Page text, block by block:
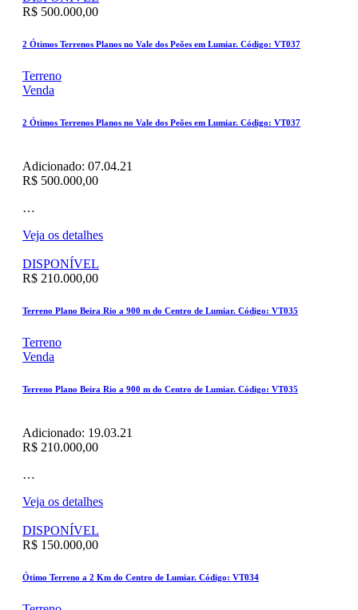
R$ 500.000,00
2 Ótimos Terrenos Planos no Vale dos Peões em Lumiar. Código: VT037
Terreno
Venda
2 Ótimos Terrenos Planos no Vale dos Peões em Lumiar. Código: VT037
Adicionado: 07.04.21
R$ 500.000,00
…
Veja os detalhes
DISPONÍVEL
R$ 210.000,00
Terreno Plano Beira Rio a 900 m do Centro de Lumiar. Código: VT035
Terreno
Venda
Terreno Plano Beira Rio a 900 m do Centro de Lumiar. Código: VT035
Adicionado: 19.03.21
R$ 210.000,00
…
Veja os detalhes
DISPONÍVEL
R$ 150.000,00
Ótimo Terreno a 2 Km do Centro de Lumiar. Código: VT034